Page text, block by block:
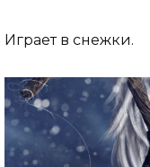
Играет в снежки.